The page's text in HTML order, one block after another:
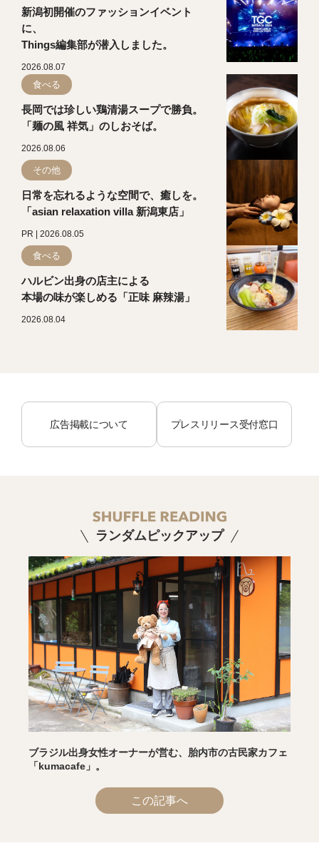
新潟初開催のファッションイベント
に、
Things編集部が潜入しました。
2026.08.07
食べる
長岡では珍しい鶏清湯スープで勝負。
「麺の風 祥気」のしおそば。
2026.08.06
その他
日常を忘れるような空間で、癒しを。
「asian relaxation villa 新潟東店」
PR | 2026.08.05
食べる
ハルビン出身の店主による
本場の味が楽しめる「正味 麻辣湯」
2026.08.04
広告掲載について プレスリリース受付窓口
ランダムピックアップ
ブラジル出身女性オーナーが営む、胎内市の古民家カフェ
「kumacafe」。
この記事へ